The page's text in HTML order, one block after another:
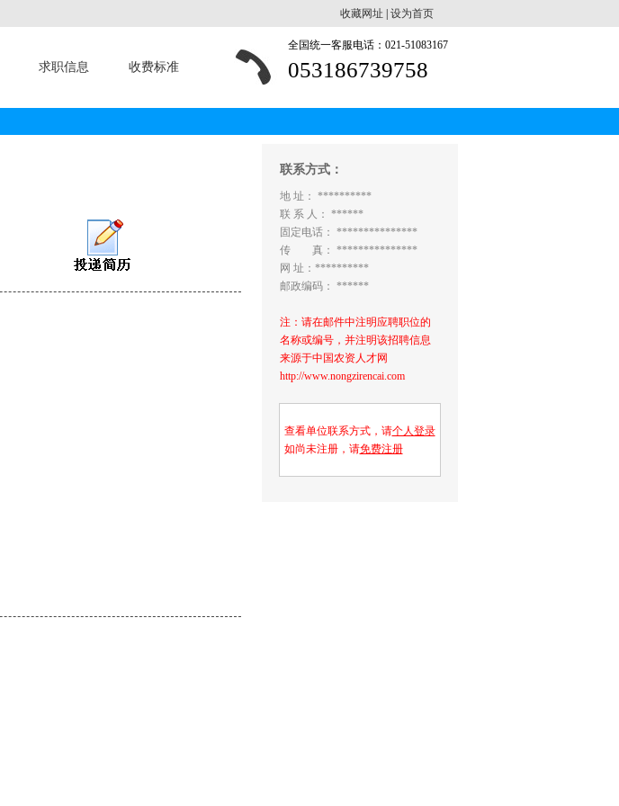
收藏网址 设为首页
求职信息 收费标准
全国统一客服电话：021-51083167
053186739758
联系方式：
地 址： **********
联 系 人： ******
固定电话： ***************
传 真： ***************
网 址：**********
邮政编码： ******
注：请在邮件中注明应聘职位的
名称或编号，并注明该招聘信息
来源于中国农资人才网
http://www.nongzirencai.com
查看单位联系方式，请个人登录
如尚未注册，请免费注册